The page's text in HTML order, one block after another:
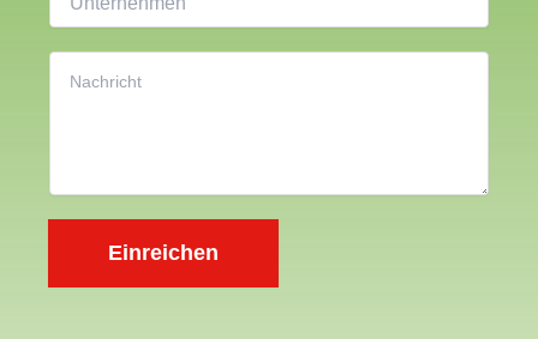
e
f
n
t
e
h
e
l
t
Einreichen